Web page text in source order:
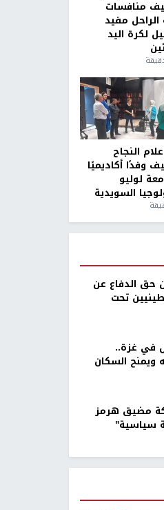
منافسات
مفيد
لكرة اليد
النجاح
وفدًا أكاديميًا
لوليو
السويدية
حق الدفاع عن
تحت
في غزة..
ويمنح السكان
مضيق هرمز
سياسية"